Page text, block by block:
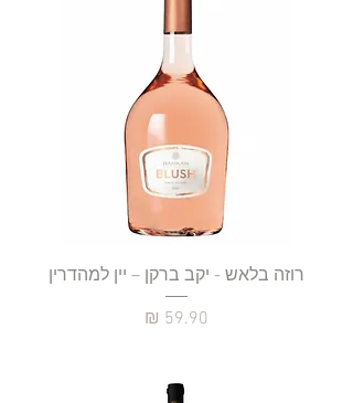
רוזה בלאש - יקב ברקן – יין למהדרין
מחיר